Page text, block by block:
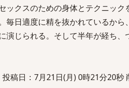
クスのための身体とテクニック
毎日適度に精を抜かれているか
演じられる。そして半年が経ち
日：7月21日(月) 0時21分20秒